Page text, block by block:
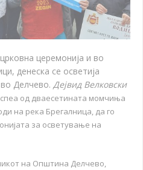
церемонија и во
денеска се осветија
Делчево. Дејвид Велковски
од дваесетината момчиња
на река Брегалница, да го
за осветување на
на Општина Делчево,